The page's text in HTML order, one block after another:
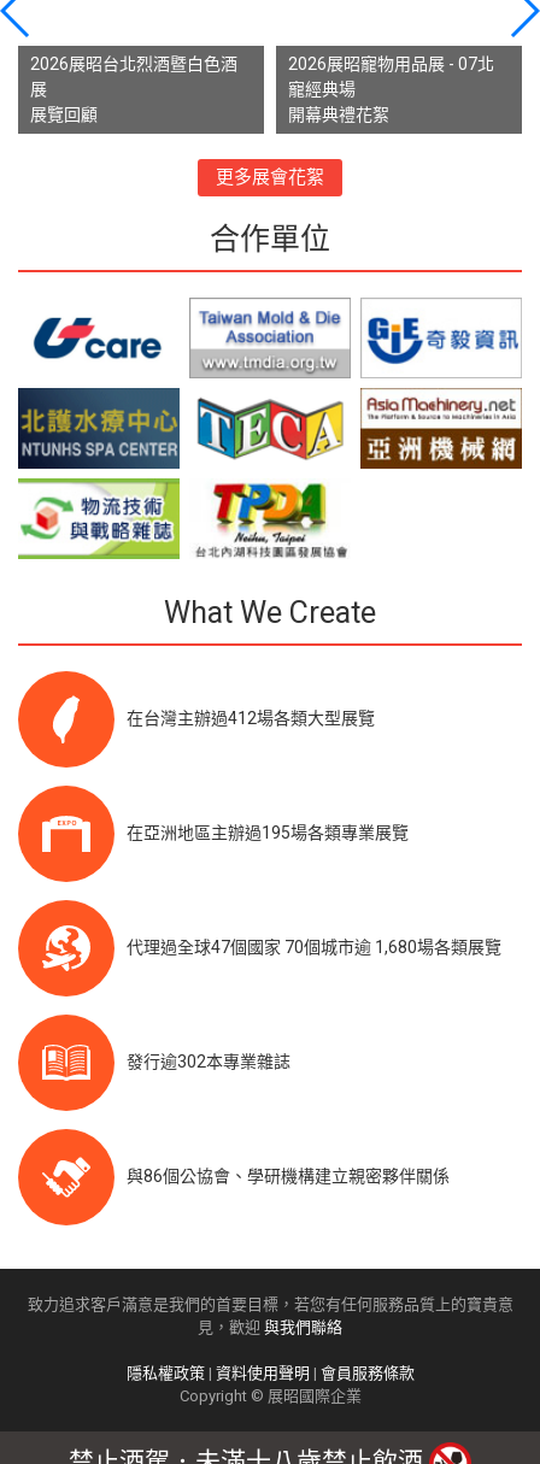
2026展昭台北烈酒暨白色酒
展
展覽回顧
2026展昭寵物用品展 - 07北
寵經典場
開幕典禮花絮
更多展會花絮
合作單位
What We Create
在台灣主辦過412場各類大型展覽
在亞洲地區主辦過195場各類專業展覽
代理過全球47個國家 70個城市逾 1,680場各類展覽
發行逾302本專業雜誌
與86個公協會、學研機構建立親密夥伴關係
致力追求客戶滿意是我們的首要目標，若您有任何服務品質上的寶貴意
見，歡迎 與我們聯絡
隱私權政策| 資料使用聲明 | 會員服務條款
Copyright © 展昭國際企業